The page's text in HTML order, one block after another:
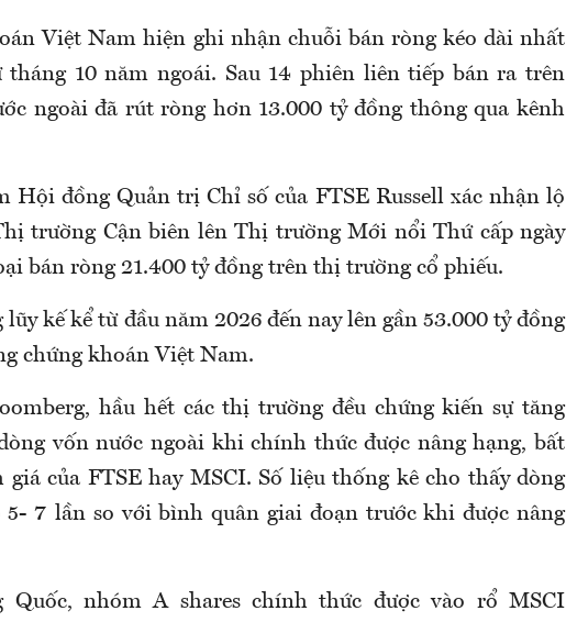
Việt Nam hiện ghi nhận chuỗi bán ròng kéo dài nhất
10 năm ngoái. Sau 14 phiên liên tiếp bán ra trên
ngoài đã rút ròng hơn 13.000 tỷ đồng thông qua kênh
Hội đồng Quản trị Chỉ số của FTSE Russell xác nhận lộ
trường Cận biên lên Thị trường Mới nổi Thứ cấp ngày
bán ròng 21.400 tỷ đồng trên thị trường cổ phiếu.
kế kể từ đầu năm 2026 đến nay lên gần 53.000 tỷ đồng
chứng khoán Việt Nam.
hầu hết các thị trường đều chứng kiến sự tăng
vốn nước ngoài khi chính thức được nâng hạng, bất
của FTSE hay MSCI. Số liệu thống kê cho thấy dòng
5- 7 lần so với bình quân giai đoạn trước khi được nâng
Quốc, nhóm A shares chính thức được vào rổ MSCI